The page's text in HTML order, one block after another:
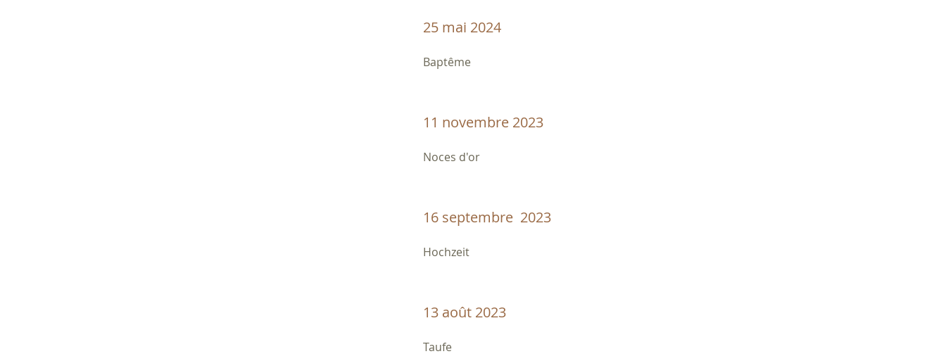
25 mai 2024
Baptême
11 novembre 2023
Noces d'or
16 septembre 2023
Hochzeit
13 août 2023
Taufe